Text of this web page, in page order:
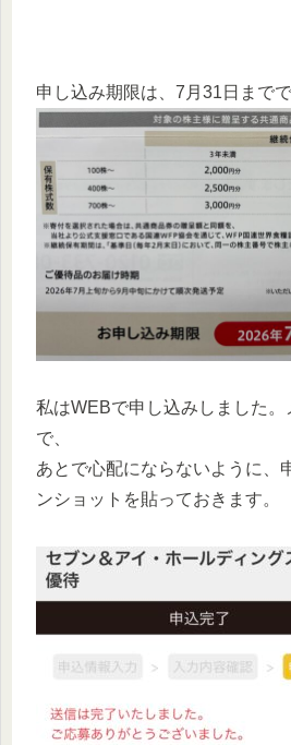
申し込み期限は、7月31日までで
私はWEBで申し込みしました
で、
あとで心配にならないように、
ンショットを貼っておきます。